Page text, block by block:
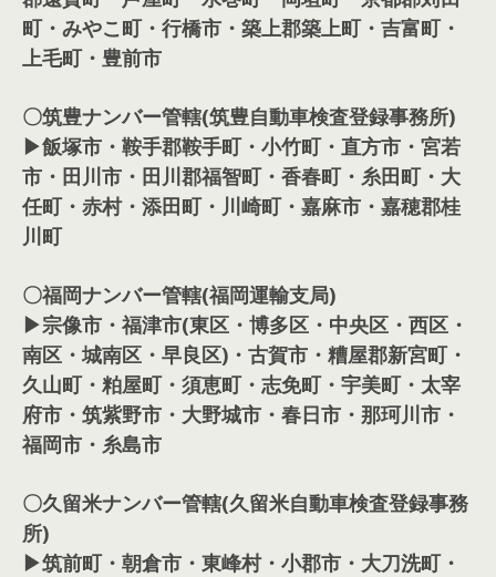
町・みやこ町・行橋市・築上郡築上町・吉富町・
上毛町・豊前市
〇筑豊ナンバー管轄(筑豊自動車検査登録事務所)
▶飯塚市・鞍手郡鞍手町・小竹町・直方市・宮若
市・田川市・田川郡福智町・香春町・糸田町・大
任町・赤村・添田町・川崎町・嘉麻市・嘉穂郡桂
川町
〇福岡ナンバー管轄(福岡運輸支局)
▶宗像市・福津市(東区・博多区・中央区・西区・
南区・城南区・早良区)・古賀市・糟屋郡新宮町・
久山町・粕屋町・須恵町・志免町・宇美町・太宰
府市・筑紫野市・大野城市・春日市・那珂川市・
福岡市・糸島市
〇久留米ナンバー管轄(久留米自動車検査登録事務
所)
▶筑前町・朝倉市・東峰村・小郡市・大刀洗町・